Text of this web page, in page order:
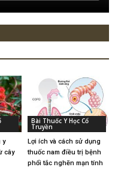
y
cây
Bài Thuốc Y Học Cổ
Truyền
Lợi ích và cách sử dụng
thuốc nam điều trị bệnh
phổi tắc nghẽn mạn tính